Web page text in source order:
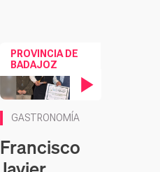
PROVINCIA DE
BADAJOZ
GASTRONOMÍA
Francisco